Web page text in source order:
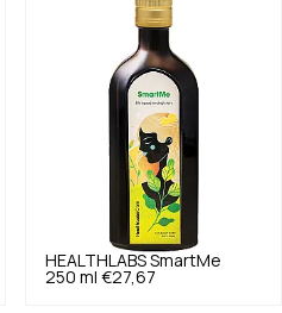
HEALTHLABS SmartMe
250 ml €27,67